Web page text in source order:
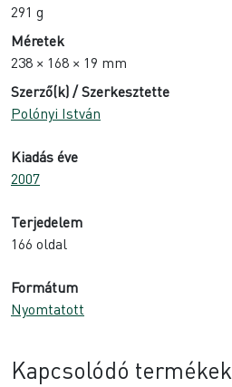
291 g
Méretek
238 × 168 × 19 mm
Szerző(k) / Szerkesztette
Polónyi István
Kiadás éve
2007
Terjedelem
166 oldal
Formátum
Nyomtatott
Kapcsolódó termékek